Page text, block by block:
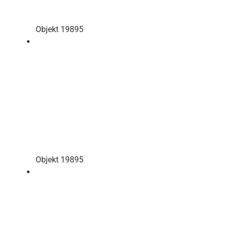
Objekt 19895
Objekt 19895